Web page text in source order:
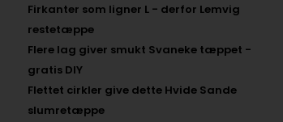
Firkanter som ligner L - derfor Lemvig
restetæppe
Flere lag giver smukt Svaneke tæppet -
gratis DIY
Flettet cirkler give dette Hvide Sande
slumretæppe